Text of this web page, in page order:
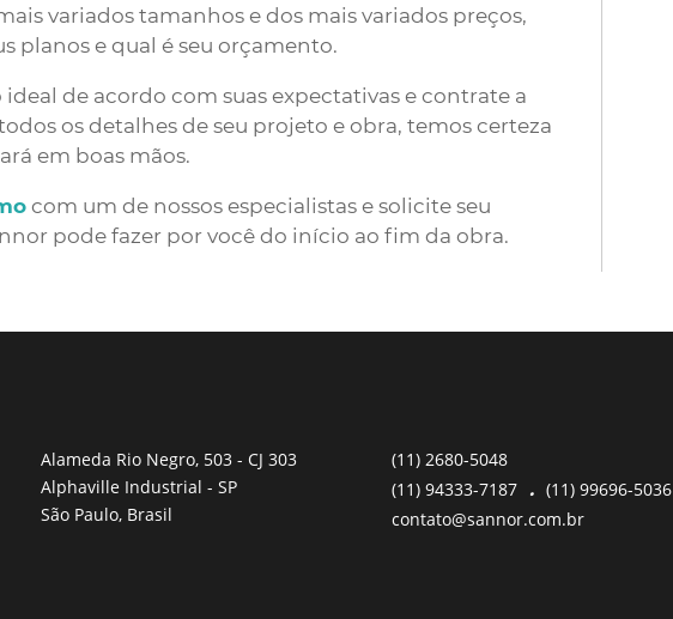
variados tamanhos e dos mais variados preços,
planos e qual é seu orçamento.
de acordo com suas expectativas e contrate a
os detalhes de seu projeto e obra, temos certeza
em boas mãos.
com um de nossos especialistas e solicite seu
pode fazer por você do início ao fim da obra.
Alameda Rio Negro, 503- CJ 303
Alphaville Industrial - SP
São Paulo, Brasil
(11) 2680-5048
(11) 94333-7187 . (11) 99696-5036
contato@sannor.com.br